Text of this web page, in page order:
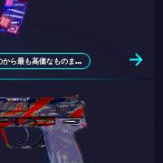
2026年版 最高のCS2 FAMASスキン：安価なものから最も高価なものまで